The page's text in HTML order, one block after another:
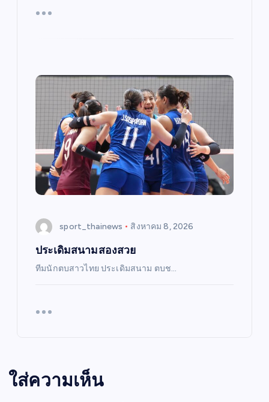
sport_thainews สิงหาคม 8, 2026
ประเดิมสนามสองสวย
ทีมนักตบสาวไทย ประเดิมสนาม ตบช…
ใส่ความเห็น